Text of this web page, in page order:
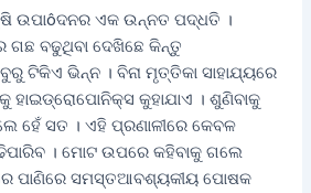
ଉପାôଦନର ଏକ ଉନ୍ନତ ପଦ୍ଧତି ।
ଗଛ ବଢୁଥିବା ଦେଖିଛେ କିନ୍ତୁ
ଟିକିଏ ଭିନ୍ନ । ବିନା ମୃତ୍ତିକା ସାହାଯ୍ୟରେ
ହାଇଡ୍ରୋପୋନିକ୍ସ କୁହାଯାଏ । ଶୁଣିବାକୁ
ହେଁ ସତ । ଏହି ପ୍ରଣାଳୀରେ କେବଳ
। ମୋଟ ଉପରେ କହିବାକୁ ଗଲେ
ପାଣିରେ ସମସ୍ତଆବଶ୍ୟକୀୟ ପୋଷକ